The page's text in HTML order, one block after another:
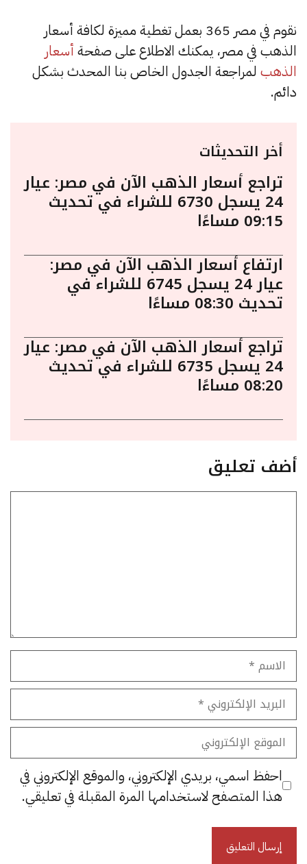
نقوم في مصر 365 بعمل تغطية مميزة لكافة أسعار
الذهب في مصر، يمكنك الاطلاع على صفحة أسعار
الذهب لمراجعة الجدول الخاص بنا المحدث بشكل
دائم.
أخر التحديثات
تراجع أسعار الذهب الآن في مصر: عيار
24 يسجل 6730 للشراء في تحديث
09:15 مساءًا
ارتفاع أسعار الذهب الآن في مصر:
عيار 24 يسجل 6745 للشراء في
تحديث 08:30 مساءًا
تراجع أسعار الذهب الآن في مصر: عيار
24 يسجل 6735 للشراء في تحديث
08:20 مساءًا
أضف تعليق
الاسم
البريد
الإلكتروني
الموقع
الإلكتروني
احفظ اسمي، بريدي الإلكتروني، والموقع الإلكتروني في
هذا المتصفح لاستخدامها المرة المقبلة في تعليقي.